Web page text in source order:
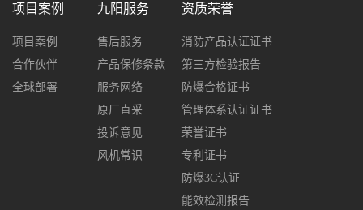
项目案例
项目案例
合作伙伴
全球部署
九阳服务
售后服务
产品保修条款
服务网络
原厂直采
投诉意见
风机常识
资质荣誉
消防产品认证证书
第三方检验报告
防爆合格证书
管理体系认证证书
荣誉证书
专利证书
防爆3C认证
能效检测报告